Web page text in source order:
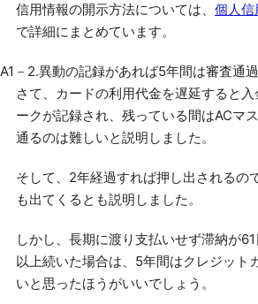
信用情報の開示方法については、 個人信
で詳細にまとめています。
A1－2.異動の記録があれば5年間は審査通
さて、カードの利用代金を遅延すると
ークが記録され、残っている間はACマ
通るのは難しいと説明しました。
そして、2年経過すれば押し出されるの
も出てくるとも説明しました。
しかし、長期に渡り支払いせず滞納が
以上続いた場合は、5年間はクレジット
いと思ったほうがいいでしょう。